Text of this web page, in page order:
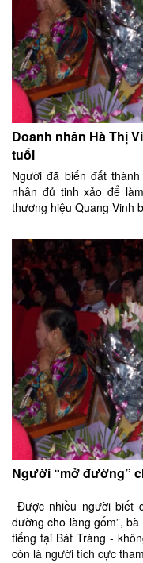
Doanh nhân Hà Thị
tuổi
Người đã biến đất
nhân đủ tinh xảo để
thương hiệu Quang Vinh
Người “mở đường”
Được nhiều người biết
đường cho làng gốm”,
tiếng tại Bát Tràng -
còn là người tích cực